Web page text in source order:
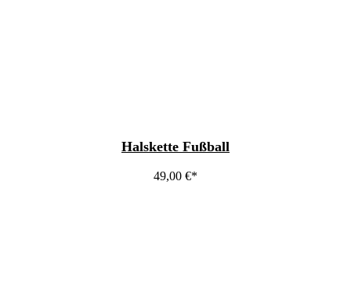
Halskette Fußball
49,00 €